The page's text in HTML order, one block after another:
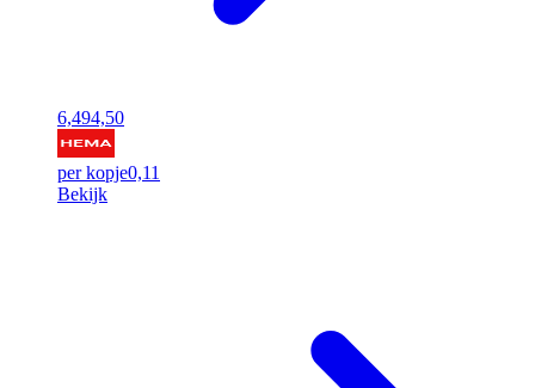
6,494,50
per kopje0,11
Bekijk